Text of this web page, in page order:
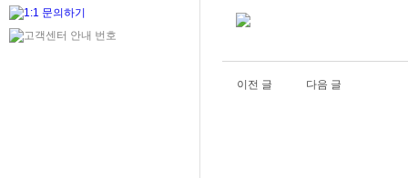
이전 글 다음 글